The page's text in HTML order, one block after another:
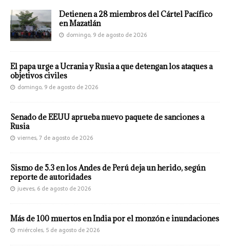
Detienen a 28 miembros del Cártel Pacífico
en Mazatlán
domingo, 9 de agosto de 2026
El papa urge a Ucrania y Rusia a que detengan los ataques a
objetivos civiles
domingo, 9 de agosto de 2026
Senado de EEUU aprueba nuevo paquete de sanciones a
Rusia
viernes, 7 de agosto de 2026
Sismo de 5.3 en los Andes de Perú deja un herido, según
reporte de autoridades
jueves, 6 de agosto de 2026
Más de 100 muertos en India por el monzón e inundaciones
miércoles, 5 de agosto de 2026